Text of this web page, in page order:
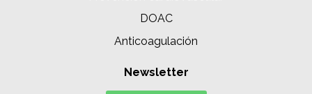
DOAC
Anticoagulación
Newsletter